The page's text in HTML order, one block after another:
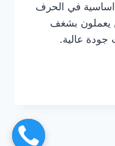
اساسية في الحرف
يعملون بشغف
جودة عالية.